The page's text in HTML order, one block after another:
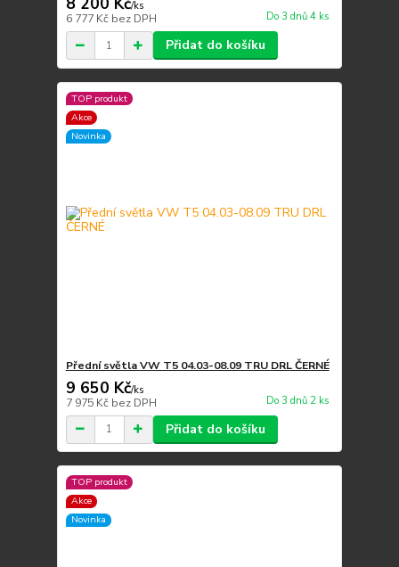
/ks
6 777 Kč bez DPH Do 3 dnů 4 ks
Přidat do košíku
TOP produkt
Akce
Novinka
Přední světla VW T5 04.03-08.09 TRU DRL ČERNÉ
9 650 Kč/ks
7 975 Kč bez DPH Do 3 dnů 2 ks
Přidat do košíku
TOP produkt
Akce
Novinka